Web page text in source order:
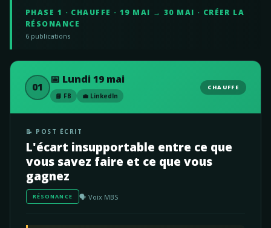
PHASE 1 · CHAUFFE · 19 MAI → 30 MAI · CRÉER LA
RÉSONANCE
6 publications
01
📅 Lundi 19 mai
📘 FB 💼 LinkedIn
CHAUFFE
📝 POST ÉCRIT
L'écart insupportable entre ce que
vous savez faire et ce que vous
gagnez
RÉSONANCE 🗣️ Voix MBS